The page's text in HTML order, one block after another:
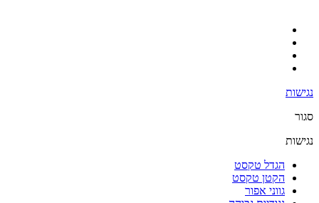
נגישות
סגור
נגישות
הגדל טקסט
הקטן טקסט
גווני אפור